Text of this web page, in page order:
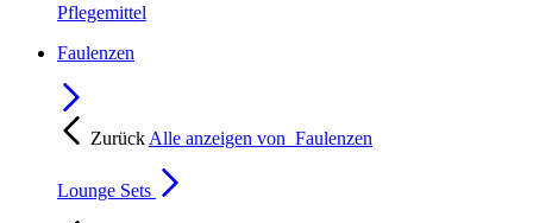
Pflegemittel
Faulenzen
Zurück Alle anzeigen von Faulenzen
Lounge Sets